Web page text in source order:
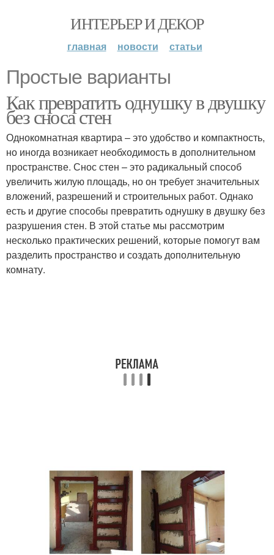
ИНТЕРЬЕР И ДЕКОР
главная новости статьи
Простые варианты
Как превратить однушку в двушку
без сноса стен
Однокомнатная квартира – это удобство и компактность,
но иногда возникает необходимость в дополнительном
пространстве. Снос стен – это радикальный способ
увеличить жилую площадь, но он требует значительных
вложений, разрешений и строительных работ. Однако
есть и другие способы превратить однушку в двушку без
разрушения стен. В этой статье мы рассмотрим
несколько практических решений, которые помогут вам
разделить пространство и создать дополнительную
комнату.